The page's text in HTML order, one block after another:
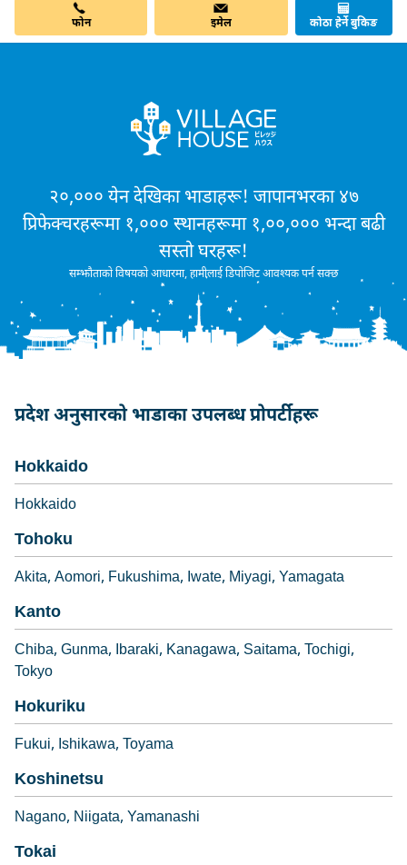
फोन इमेल कोठा हेर्ने बुकिङ
२०,००० येन देखिका भाडाहरू! जापानभरका ४७
प्रिफेक्चरहरूमा १,००० स्थानहरूमा १,००,००० भन्दा बढी
सस्तो घरहरू!
सम्झौताको विषयको आधारमा, हामीलाई डिपोजिट आवश्यक पर्न सक्छ
प्रदेश अनुसारको भाडाका उपलब्ध प्रोपर्टीहरू
Hokkaido
Hokkaido
Tohoku
Akita Aomori Fukushima Iwate Miyagi Yamagata
Kanto
Chiba Gunma Ibaraki Kanagawa Saitama Tochigi
Tokyo
Hokuriku
Fukui Ishikawa Toyama
Koshinetsu
Nagano Niigata Yamanashi
Tokai